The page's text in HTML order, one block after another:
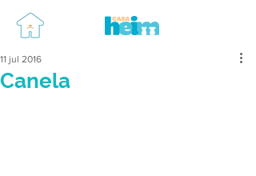
Canela
11 jul 2016